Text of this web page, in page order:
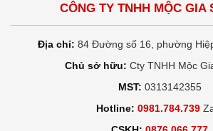
CÔNG TY TNHH MỘC GIA
Địa chỉ: 84 Đường số 16, phường
Chủ sở hữu: Cty TNHH Mộc
MST: 0313142355
Hotline: 0981.784.739